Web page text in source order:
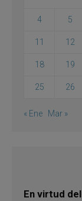
4 5
11 12
18 19
25 26
« Ene Mar »
En virtud